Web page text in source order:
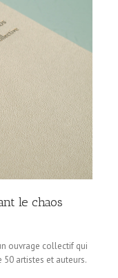
le chaos
ouvrage collectif qui
artistes et auteurs.